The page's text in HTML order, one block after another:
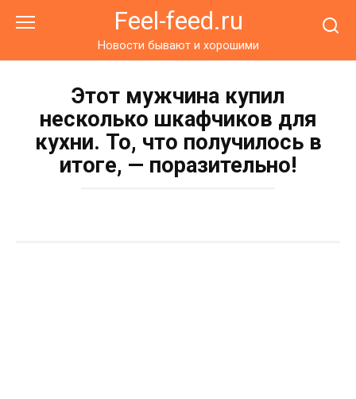
Feel-feed.ru
Новости бывают и хорошими
Этот мужчина купил
несколько шкафчиков для
кухни. То, что получилось в
итоге, — поразительно!